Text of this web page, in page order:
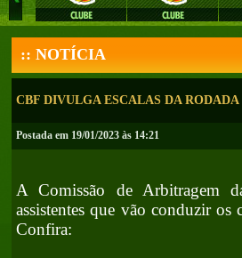
:: NOTÍCIA
CBF DIVULGA ESCALAS DA
Postada em 19/01/2023 às 14:21
A Comissão de Arbitragem
assistentes que vão conduzir
Confira: